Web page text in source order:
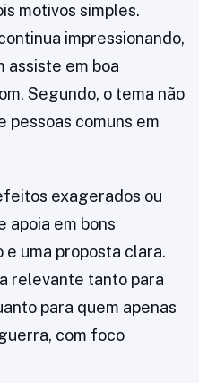
motivos simples.
impressionando,
assiste em boa
Segundo, o tema não
pessoas comuns em
exagerados ou
apoia em bons
uma proposta clara.
relevante tanto para
para quem apenas
com foco